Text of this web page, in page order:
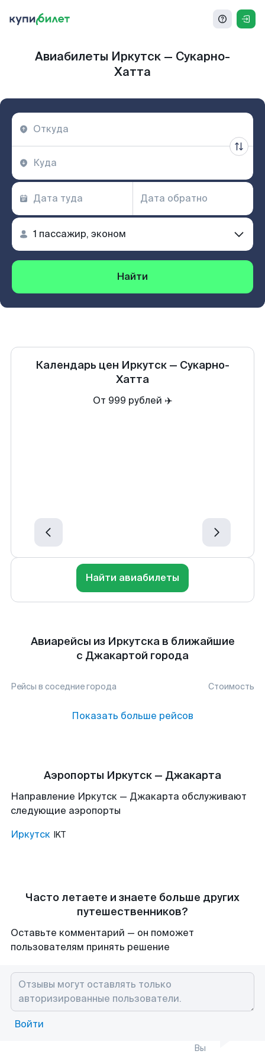
Авиабилеты Иркутск — Сукарно-
Хатта
Найти
Календарь цен Иркутск — Сукарно-
Хатта
От 999 рублей ✈️
Найти авиабилеты
Авиарейсы из Иркутска в ближайшие
с Джакартой города
Рейсы в соседние города Стоимость
Показать больше рейсов
Аэропорты Иркутск — Джакарта
Направление Иркутск — Джакарта обслуживают
следующие аэропорты
Иркутск IKT
Часто летаете и знаете больше других
путешественников?
Оставьте комментарий — он поможет
пользователям принять решение
Войти
Вы